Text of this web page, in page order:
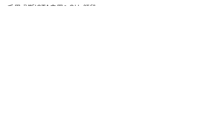
毛里求斯ICTA启用6 GHz频段